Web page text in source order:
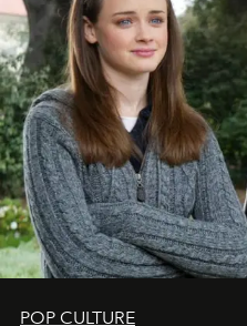
POP CULTURE